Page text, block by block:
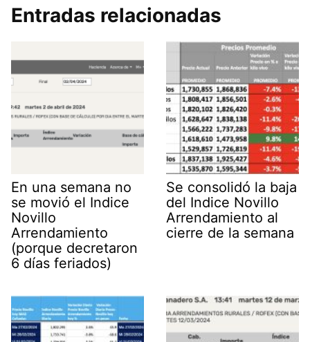
Entradas relacionadas
En una semana no
se movió el Indice
Novillo
Arrendamiento
(porque decretaron
6 días feriados)
Se consolidó la baja
del Indice Novillo
Arrendamiento al
cierre de la semana